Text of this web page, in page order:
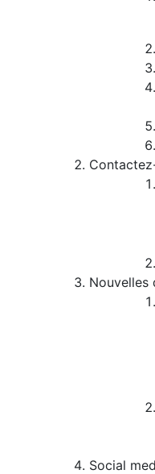
Nouvelles
Social